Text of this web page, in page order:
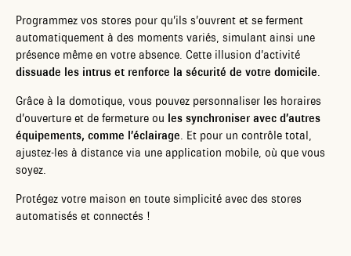
Programmez vos stores pour qu’ils s’ouvrent et se ferment
automatiquement à des moments variés, simulant ainsi une
présence même en votre absence. Cette illusion d’activité
dissuade les intrus et renforce la sécurité de votre domicile.
Grâce à la domotique, vous pouvez personnaliser les horaires
d’ouverture et de fermeture ou les synchroniser avec d’autres
équipements, comme l’éclairage. Et pour un contrôle total,
ajustez-les à distance via une application mobile, où que vous
soyez.
Protégez votre maison en toute simplicité avec des stores
automatisés et connectés !